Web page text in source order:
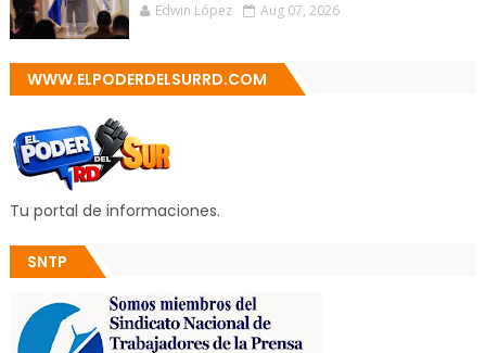
Edwin López Aug 07, 2026
WWW.ELPODERDELSURRD.COM
Tu portal de informaciones.
SNTP